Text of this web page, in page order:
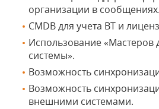
организации в сообщениях.
СMDB для учета ВТ и
Использование «Мастеров
системы».
Возможность
Возможность
внешними системами.